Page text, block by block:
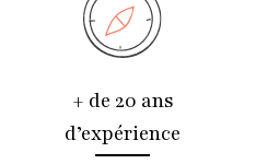
+ de 20 ans
d’expérience